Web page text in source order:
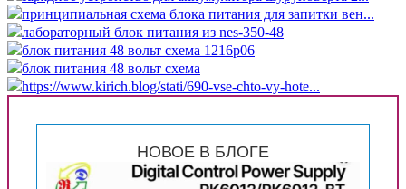
принципиальная схема блока питания для запитки вен...
лабораторный блок питания из nes-350-48
блок питания 48 вольт схема 1216p06
блок питания 48 вольт схема
https://www.kirich.blog/stati/690-vse-chto-vy-hote...
НОВОЕ В БЛОГЕ